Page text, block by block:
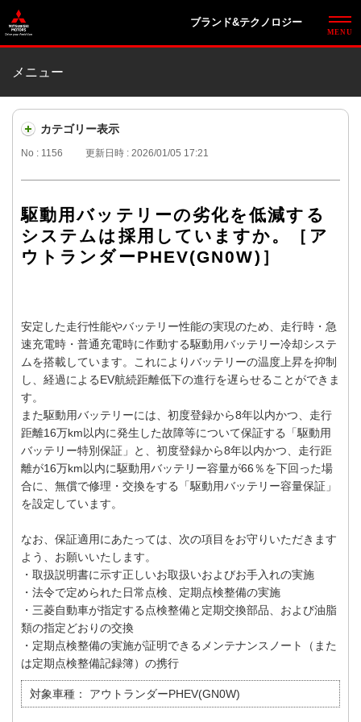
ブランド&テクノロジー
メニュー
カテゴリー表示
No : 1156 更新日時 : 2026/01/05 17:21
駆動用バッテリーの劣化を低減する
システムは採用していますか。［ア
ウトランダーPHEV(GN0W)］
安定した走行性能やバッテリー性能の実現のため、走行時・急
速充電時・普通充電時に作動する駆動用バッテリー冷却システ
ムを搭載しています。これによりバッテリーの温度上昇を抑制
し、経過によるEV航続距離低下の進行を遅らせることができま
す。
また駆動用バッテリーには、初度登録から8年以内かつ、走行
距離16万km以内に発生した故障等について保証する「駆動用
バッテリー特別保証」と、初度登録から8年以内かつ、走行距
離が16万km以内に駆動用バッテリー容量が66％を下回った場
合に、無償で修理・交換をする「駆動用バッテリー容量保証」
を設定しています。
なお、保証適用にあたっては、次の項目をお守りいただきます
よう、お願いいたします。
・取扱説明書に示す正しいお取扱いおよびお手入れの実施
・法令で定められた日常点検、定期点検整備の実施
・三菱自動車が指定する点検整備と定期交換部品、および油脂
類の指定どおりの交換
・定期点検整備の実施が証明できるメンテナンスノート（また
は定期点検整備記録簿）の携行
対象車種： アウトランダーPHEV(GN0W)